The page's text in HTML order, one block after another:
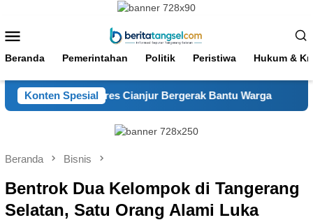
konten
Mobile
Beranda Pemerintahan Politik Peristiwa Hukum &
Konten SpesialPolres Cianjur Bergerak Bantu Warga
Beranda Bisnis
Bentrok Dua Kelompok di Tangerang
Selatan, Satu Orang Alami Luka